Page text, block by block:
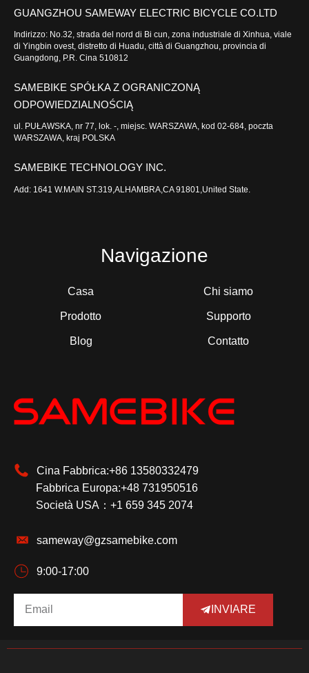
GUANGZHOU SAMEWAY ELECTRIC BICYCLE CO.LTD
Indirizzo: No.32, strada del nord di Bi cun, zona industriale di Xinhua, viale
di Yingbin ovest, distretto di Huadu, città di Guangzhou, provincia di
Guangdong, P.R. Cina 510812
SAMEBIKE SPÓŁKA Z OGRANICZONĄ
ODPOWIEDZIALNOŚCIĄ
ul. PUŁAWSKA, nr 77, lok. -, miejsc. WARSZAWA, kod 02-684, poczta
WARSZAWA, kraj POLSKA
SAMEBIKE TECHNOLOGY INC.
Add: 1641 W.MAIN ST.319,ALHAMBRA,CA 91801,United State.
Navigazione
Casa Chi siamo
Prodotto Supporto
Blog Contatto
Cina Fabbrica:+86 13580332479
Fabbrica Europa:+48 731950516
Società USA：+1 659 345 2074
sameway@gzsamebike.com
9:00-17:00
INVIARE